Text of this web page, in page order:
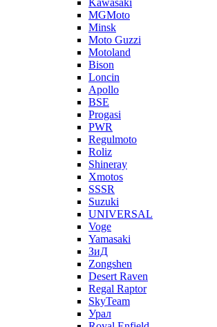
Kawasaki
MGMoto
Minsk
Moto Guzzi
Motoland
Bison
Loncin
Apollo
BSE
Progasi
PWR
Regulmoto
Roliz
Shineray
Xmotos
SSSR
Suzuki
UNIVERSAL
Voge
Yamasaki
ЗиД
Zongshen
Desert Raven
Regal Raptor
SkyTeam
Урал